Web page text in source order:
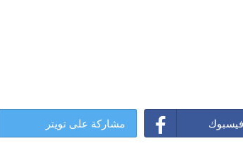
مشاركة على تويتر